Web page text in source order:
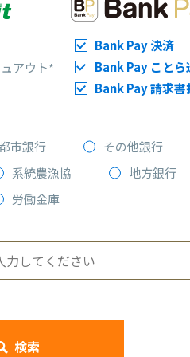
アウト*
Bank Pay 決済
Bank Pay ことら
Bank Pay 請求書
市銀行 その他銀行
系統農漁協 地方銀行
労働金庫
検索